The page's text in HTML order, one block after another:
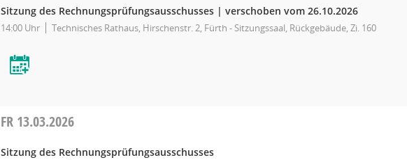
Sitzung des Rechnungsprüfungsausschusses | verschoben vom 26.10.2026
14:00 Uhr Technisches Rathaus, Hirschenstr. 2, Fürth - Sitzungssaal, Rückgebäude, Zi. 160
FR 13.03.2026
Sitzung des Rechnungsprüfungsausschusses